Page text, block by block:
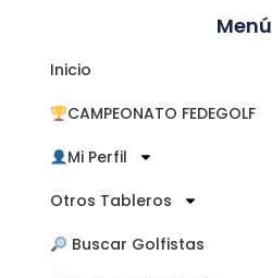
Menú
Inicio
CAMPEONATO FEDEGOLF
Mi Perfil
Otros Tableros
​ Buscar Golfistas